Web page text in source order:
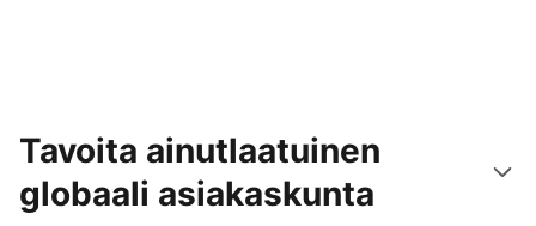
Tavoita ainutlaatuinen
globaali asiakaskunta